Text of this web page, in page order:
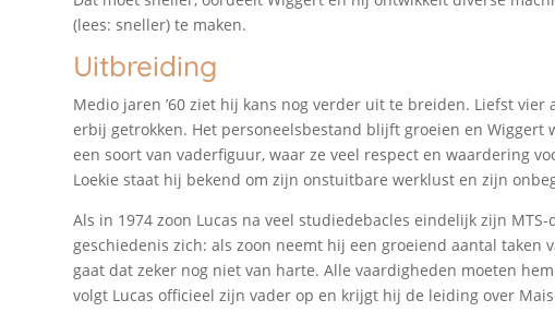
(lees: sneller) te maken.
Uitbreiding
Medio jaren ’60 ziet hij kans nog verder uit te breiden. Liefst
erbij getrokken. Het personeelsbestand blijft groeien en Wiggert
een soort van vaderfiguur, waar ze veel respect en waardering
Loekie staat hij bekend om zijn onstuitbare werklust en zijn
Als in 1974 zoon Lucas na veel studiedebacles eindelijk zijn
geschiedenis zich: als zoon neemt hij een groeiend aantal taken
gaat dat zeker nog niet van harte. Alle vaardigheden moeten
volgt Lucas officieel zijn vader op en krijgt hij de leiding over